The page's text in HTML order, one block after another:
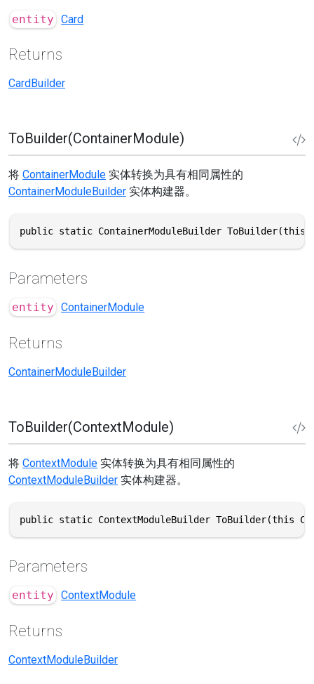
entity Card
Returns
CardBuilder
ToBuilder(ContainerModule)
将 ContainerModule 实体转换为具有相同属性的
ContainerModuleBuilder 实体构建器。
public static ContainerModuleBuilder ToBuilder(this
Parameters
entity ContainerModule
Returns
ContainerModuleBuilder
ToBuilder(ContextModule)
将 ContextModule 实体转换为具有相同属性的
ContextModuleBuilder 实体构建器。
public static ContextModuleBuilder ToBuilder(this
Parameters
entity ContextModule
Returns
ContextModuleBuilder